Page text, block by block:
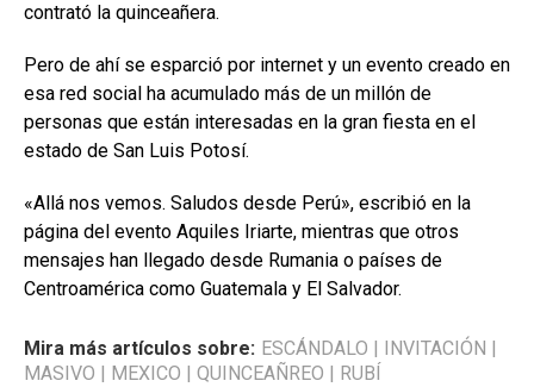
contrató la quinceañera.
Pero de ahí se esparció por internet y un evento creado en
esa red social ha acumulado más de un millón de
personas que están interesadas en la gran fiesta en el
estado de San Luis Potosí.
«Allá nos vemos. Saludos desde Perú», escribió en la
página del evento Aquiles Iriarte, mientras que otros
mensajes han llegado desde Rumania o países de
Centroamérica como Guatemala y El Salvador.
Mira más artículos sobre: ESCÁNDALO INVITACIÓN
MASIVO
MEXICO QUINCEAÑREO RUBÍ